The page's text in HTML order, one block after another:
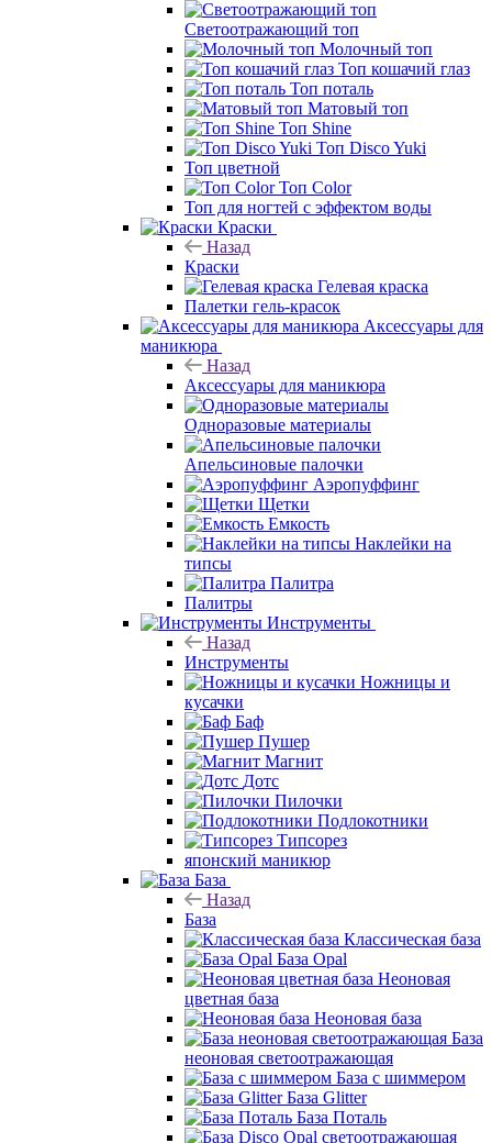
Светоотражающий топ
Молочный топ
Топ кошачий глаз
Топ поталь
Матовый топ
Топ Shine
Топ Disco Yuki
Топ цветной
Топ Color
Топ для ногтей с эффектом воды
Краски
Назад
Краски
Гелевая краска
Палетки гель-красок
Аксессуары для
маникюра
Назад
Аксессуары для маникюра
Одноразовые материалы
Апельсиновые палочки
Аэропуффинг
Щетки
Емкость
Наклейки на
типсы
Палитра
Палитры
Инструменты
Назад
Инструменты
Ножницы и
кусачки
Баф
Пушер
Магнит
Дотс
Пилочки
Подлокотники
Типсорез
японский маникюр
База
Назад
База
Классическая база
База Opal
Неоновая
цветная база
Неоновая база
База
неоновая светоотражающая
База с шиммером
База Glitter
База Поталь